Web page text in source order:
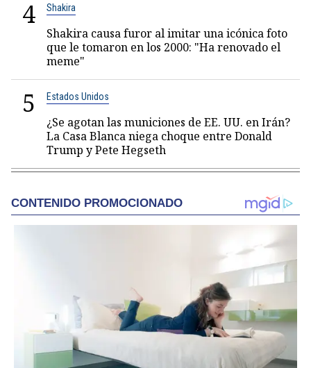
4 Shakira
Shakira causa furor al imitar una icónica foto
que le tomaron en los 2000: "Ha renovado el
meme"
5 Estados Unidos
¿Se agotan las municiones de EE. UU. en Irán?
La Casa Blanca niega choque entre Donald
Trump y Pete Hegseth